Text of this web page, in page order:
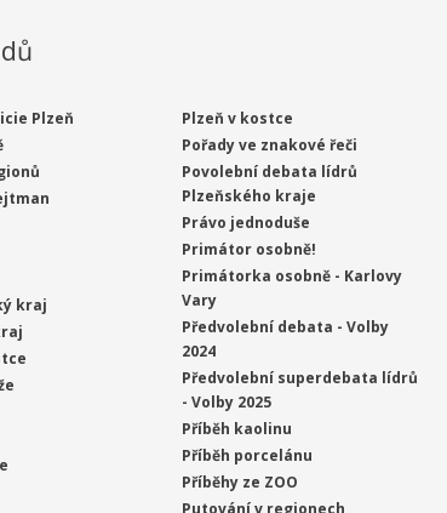
Plzeň
kraj
Plzeň v kostce
Pořady ve znakové řeči
Povolební debata lídrů
Plzeňského kraje
Právo jednoduše
Primátor osobně!
Primátorka osobně - Karlovy
Vary
Předvolební debata - Volby
2024
Předvolební superdebata lídrů
- Volby 2025
Příběh kaolinu
Příběh porcelánu
Příběhy ze ZOO